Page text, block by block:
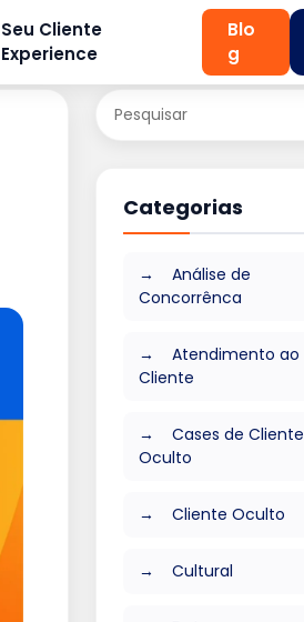
Seu Cliente
Experience
Blo
g
Categorias
Análise de
Concorrênca
Atendimento ao
Cliente
Cases de Cliente
Oculto
Cliente Oculto
Cultural